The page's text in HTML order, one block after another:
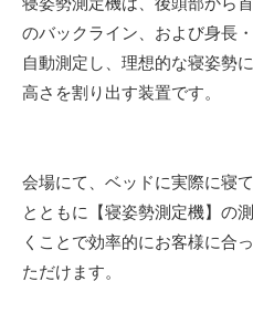
のバックライン、および身長
自動測定し、理想的な寝姿勢
高さを割り出す装置です。
会場にて、ベッドに実際に寝
とともに【寝姿勢測定機】の
くことで効率的にお客様に合
ただけます。